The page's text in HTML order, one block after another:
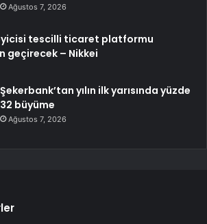
Ağustos 7, 2026
tescilli ticaret platformu
geçirecek – Nikkei
Şekerbank’tan yılın ilk yarısında yüzde
32 büyüme
Ağustos 7, 2026